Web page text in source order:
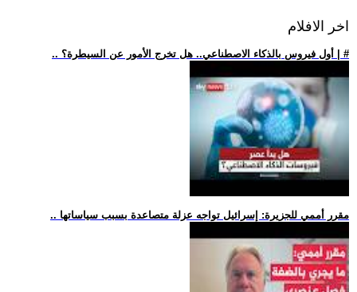
اخر الافلام
.. أول فيروس بالذكاء الاصطناعي.. هل تخرج الأمور عن السيطرة؟ | #
.. مقرر أممي للجزيرة: إسرائيل تواجه عزلة متصاعدة بسبب سياساتها